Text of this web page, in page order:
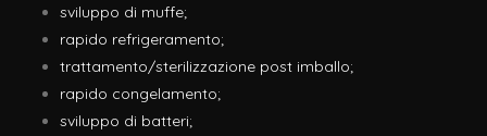
sviluppo di muffe;
rapido refrigeramento;
trattamento/sterilizzazione post imballo;
rapido congelamento;
sviluppo di batteri;